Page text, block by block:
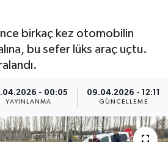
birkaç kez otomobilin
bu sefer lüks araç uçtu.
- 00:05
YAYINLANMA
09.04.2026 - 12:11
GÜNCELLEME